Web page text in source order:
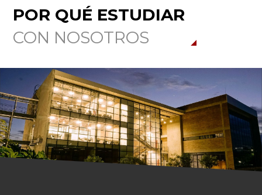
POR QUÉ ESTUDIAR
CON NOSOTROS